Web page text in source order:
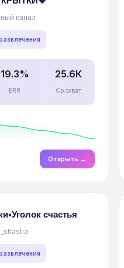
канал
19.3%
ERR
25.6К
Ср.охват
Открыть →
счастья